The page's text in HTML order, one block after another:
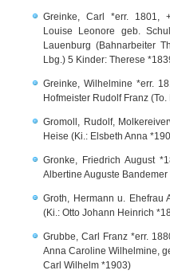
Greinke, Carl *err. 1801,
Louise Leonore geb.
Lauenburg (Bahnarbeiter
Lbg.) 5 Kinder: Therese
Greinke, Wilhelmine *err.
Hofmeister Rudolf Franz
Gromoll, Rudolf,
Heise (Ki.: Elsbeth Anna
Gronke, Friedrich August
Albertine Auguste
Groth, Hermann u. Ehefrau
(Ki.: Otto Johann Heinrich
Grubbe, Carl Franz *err.
Anna Caroline Wilhelmine,
Carl Wilhelm *1903)